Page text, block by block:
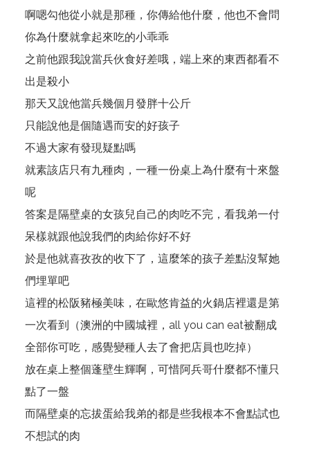
啊嗯勾他從小就是那種，你傳給他什麼，他也不會問
你為什麼就拿起來吃的小乖乖
之前他跟我說當兵伙食好差哦，端上來的東西都看不
出是殺小
那天又說他當兵幾個月發胖十公斤
只能說他是個隨遇而安的好孩子
不過大家有發現疑點嗎
就素該店只有九種肉，一種一份桌上為什麼有十來盤
呢
答案是隔壁桌的女孩兒自己的肉吃不完，看我弟一付
呆樣就跟他說我們的肉給你好不好
於是他就喜孜孜的收下了，這麼笨的孩子差點沒幫她
們埋單吧
這裡的松阪豬極美味，在歐悠肯益的火鍋店裡還是第
一次看到（澳洲的中國城裡，all you can eat被翻成
全部你可吃，感覺變種人去了會把店員也吃掉）
放在桌上整個蓬壁生輝啊，可惜阿兵哥什麼都不懂只
點了一盤
而隔壁桌的忘拔蛋給我弟的都是些我根本不會點試也
不想試的肉